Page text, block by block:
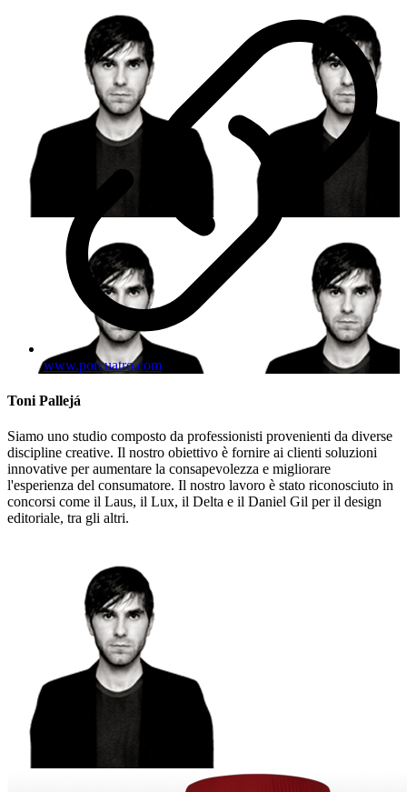
www.porcuatro.com
Toni Pallejá
Siamo uno studio composto da professionisti provenienti da diverse
discipline creative. Il nostro obiettivo è fornire ai clienti soluzioni
innovative per aumentare la consapevolezza e migliorare
l'esperienza del consumatore. Il nostro lavoro è stato riconosciuto in
concorsi come il Laus, il Lux, il Delta e il Daniel Gil per il design
editoriale, tra gli altri.